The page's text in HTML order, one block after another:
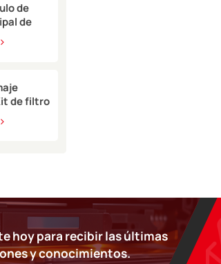
de
de
sensor
de filtro
de
hoy para recibir las últimas
y conocimientos.